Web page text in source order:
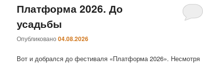
Платформа 2026. До
усадьбы
Опубликовано04.08.2026
Вот и добрался до фестиваля «Платформа 2026». Несмотря